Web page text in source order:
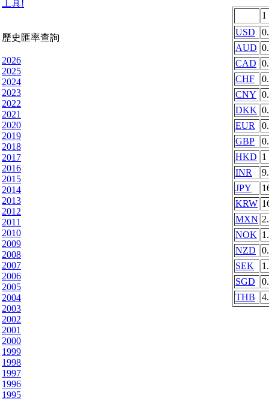
工具!
歷史匯率查詢
2026
2025
2024
2023
2022
2021
2020
2019
2018
2017
2016
2015
2014
2013
2012
2011
2010
2009
2008
2007
2006
2005
2004
2003
2002
2001
2000
1999
1998
1997
1996
1995
1
USD
AUD
CAD
CHF
CNY
DKK
EUR
GBP
HKD 1
INR
JPY
KRW
MXN
NOK
NZD
SEK
SGD
THB